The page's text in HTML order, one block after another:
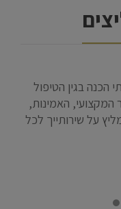
הכנה בגין הטיפול
המקצועי, האמינות,
על שירותייך לכל